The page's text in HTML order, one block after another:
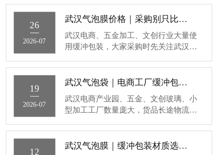
是那种大件易碎品，裹了一层又一层，
成本蹭蹭涨。今天专门写一篇关于包装
武汉气泡袋价格构成，以及怎么买划
算。一，价格跟“克重”直接挂钩。别只看
多少钱一包，要看每平方米的克重。常
（直径25mm）之分。大泡缓冲性能好，
但同等面积下用
26
2026-07
武汉气泡膜价格｜采购别只比价，这几个指标更关键
武汉电商、五金加工、文创行业大量使
用缓冲包装，大家采购时先关注武汉气
区。低价货品看似节省开支，长途运输
出现货品破损，反而增加隐性成本，今
能力由原料、膜厚、气泡规格共同决
定。原生料气泡膜韧性强、抗穿刺，挤
压后不易瘪泡；回收料薄膜偏脆，短途
样的报价，膜克重、气泡大小存在差
19
2026-07
武汉气泡袋｜电商工厂缓冲包装选材避坑完整指南
武汉电商产业园、五金、文创玻璃、小
型加工工厂数量庞大，货品长途物流、
上武汉气泡袋品质参差不齐，选错易出
现货品破损、受潮损耗，今天拆解材质
12
武汉气泡膜｜缓冲包装材质选型避坑完整指南